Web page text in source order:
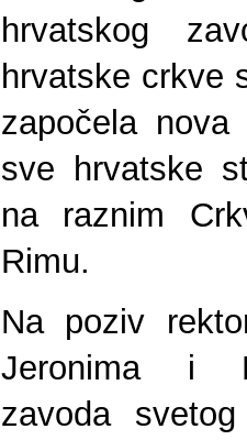
hrvatskog
hrvatske crkve
započela
sve hrvatske
na raznim
Rimu.
Na poziv
Jeronima i
zavoda